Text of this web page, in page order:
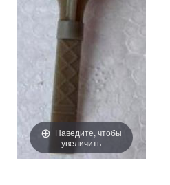
Наведите, чтобы
увеличить